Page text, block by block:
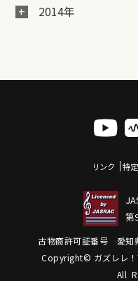
2014年
リンク 特
第
古物商許可証番号 愛
Copyright© ガズレレ！
All